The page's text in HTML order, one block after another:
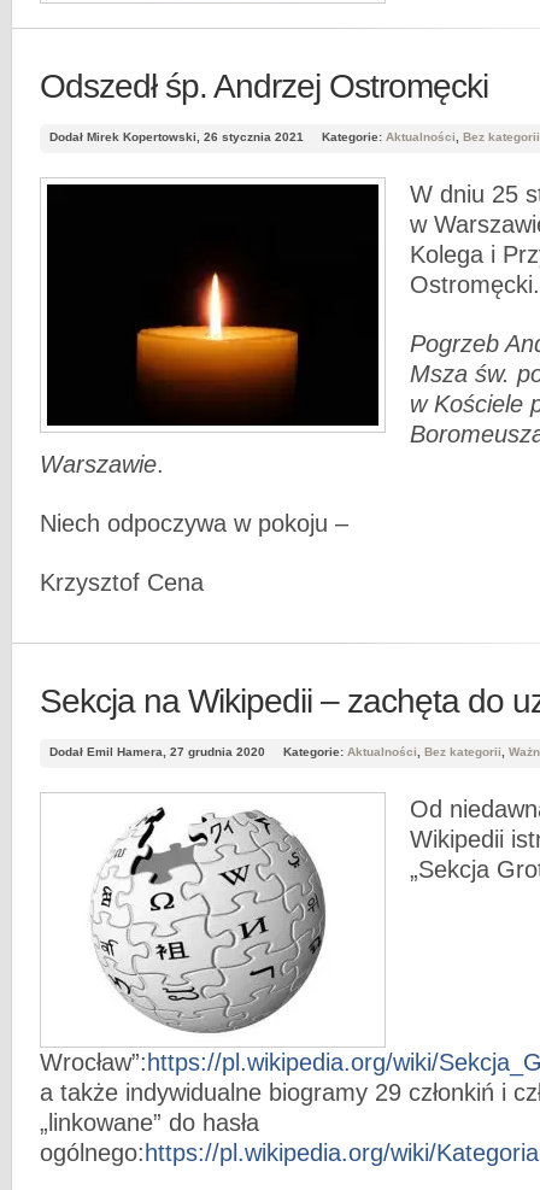
Odszedł śp. Andrzej Ostromęcki
Dodał Mirek Kopertowski, 26 stycznia 2021 Kategorie: Aktualności Bez kategorii
W dniu 25
w
Kolega i
Ostromęcki.
Pogrzeb
Msza św.
w Kościele
Warszawie.
Niech odpoczywa w pokoju –
Krzysztof Cena
Sekcja na Wikipedii – zachęta do
Dodał Emil Hamera, 27 grudnia 2020 Kategorie: Aktualności Bez kategorii
Od
Wikipedii
„Sekcja
Wrocław”: https://pl.wikipedia.org/wiki/
a także indywidualne biogramy 29 członkiń i
„linkowane” do hasła
ogólnego: https://pl.wikipedia.org/wiki/